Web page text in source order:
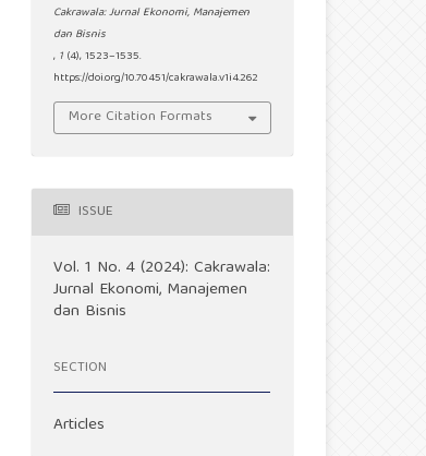
Cakrawala: Jurnal Ekonomi, Manajemen
dan Bisnis
, 1 (4), 1523–1535.
https://doi.org/10.70451/cakrawala.v1i4.262
More Citation Formats
ISSUE
Vol. 1 No. 4 (2024): Cakrawala:
Jurnal Ekonomi, Manajemen
dan Bisnis
SECTION
Articles